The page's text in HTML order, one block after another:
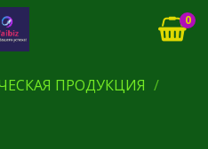
0
ПРОДУКЦИЯ